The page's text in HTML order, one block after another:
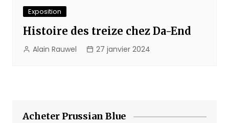
Exposition
Histoire des treize chez Da-End
Alain Rauwel 27 janvier 2024
Acheter Prussian Blue